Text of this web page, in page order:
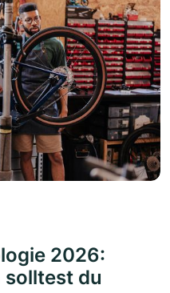
2026:
solltest du